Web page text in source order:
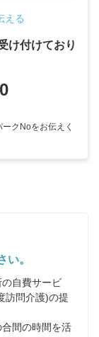
える
け付けており
クNoをお伝えく
い。
自費サービ
訪問介護)の提
間の時間を活